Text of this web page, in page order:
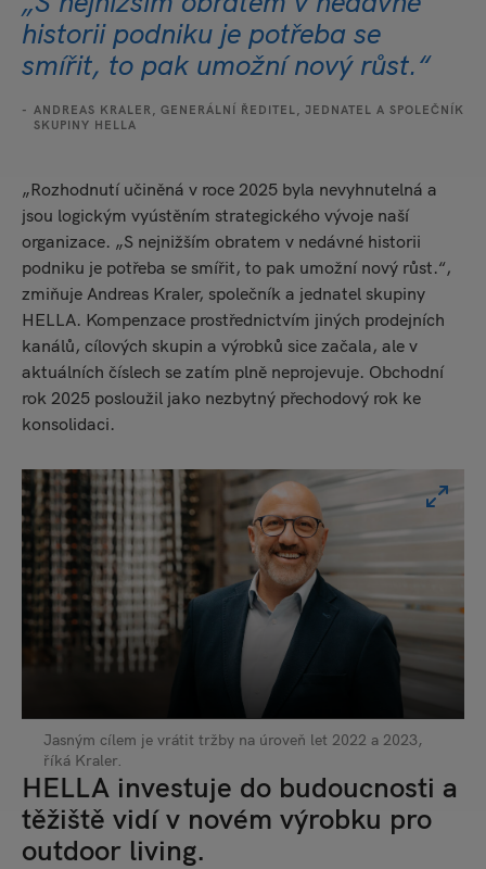
historii podniku je potřeba se
smířit, to pak umožní nový růst.“
ANDREAS KRALER, GENERÁLNÍ ŘEDITEL, JEDNATEL A SPOLEČNÍK
SKUPINY HELLA
„Rozhodnutí učiněná v roce 2025 byla nevyhnutelná a
jsou logickým vyústěním strategického vývoje naší
organizace. „S nejnižším obratem v nedávné historii
podniku je potřeba se smířit, to pak umožní nový růst.“,
zmiňuje Andreas Kraler, společník a jednatel skupiny
HELLA. Kompenzace prostřednictvím jiných prodejních
kanálů, cílových skupin a výrobků sice začala, ale v
aktuálních číslech se zatím plně neprojevuje. Obchodní
rok 2025 posloužil jako nezbytný přechodový rok ke
konsolidaci.
Jasným cílem je vrátit tržby na úroveň let 2022 a 2023,
říká Kraler.
HELLA investuje do budoucnosti a
těžiště vidí v novém výrobku pro
outdoor living.